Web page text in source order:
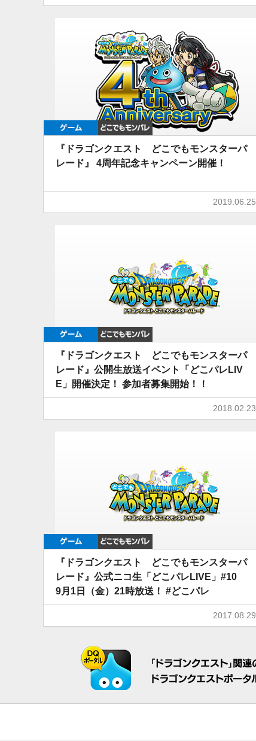
ゲーム どこでもDQMP
『ドラゴンクエスト どこでもモンスターパ
レード』 4周年記念キャンペーン開催！
2019.06.25
ゲーム
『ドラゴンクエスト どこでもモンスターパ
レード』公開生放送イベント「どこパレLIV
E」開催決定！ 参加者募集開始！！
2018.02.23
ゲーム
『ドラゴンクエスト どこでもモンスターパ
レード』公式ニコ生「どこパレLIVE」#10
9月1日（金）21時放送！ #どこパレ
2017.08.29